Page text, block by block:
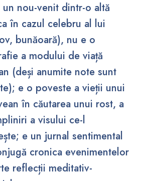
nou-venit dintr-o altă
în cazul celebru al lui
bunăoară), nu e o
a modului de viață
(deși anumite note sunt
e o poveste a vieții unui
în căutarea unui rost, a
a visului ce-l
e un jurnal sentimental
cronica evenimentelor
reflecții meditativ-